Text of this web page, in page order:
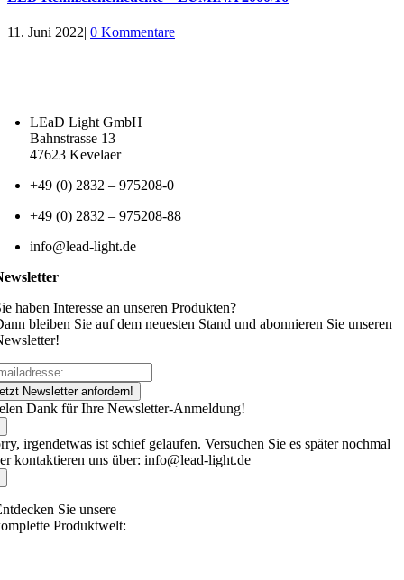
11. Juni 2022| 0 Kommentare
LEaD Light GmbH
Bahnstrasse 13
47623 Kevelaer
+49 (0) 2832 – 975208-0
+49 (0) 2832 – 975208-88
info@lead-light.de
haben Interesse an unseren Produkten?
bleiben Sie auf dem neuesten Stand und abonnieren Sie unseren
Newsletter anfordern!
Dank für Ihre Newsletter-Anmeldung!
irgendetwas ist schief gelaufen. Versuchen Sie es später nochmal
kontaktieren uns über: info@lead-light.de
Sie unsere
Produktwelt: